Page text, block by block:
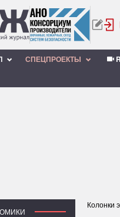
СПЕЦПРОЕКТЫ
Колонки